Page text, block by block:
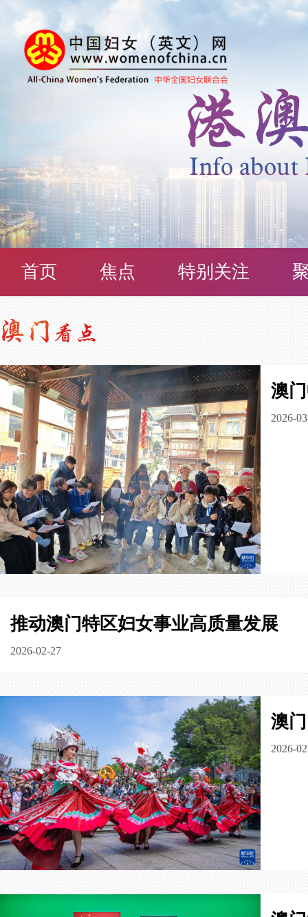
首页 焦点 特别关注
澳
2026-
推动澳门特区妇女事业高质量发展
2026-02-27
澳
2026-